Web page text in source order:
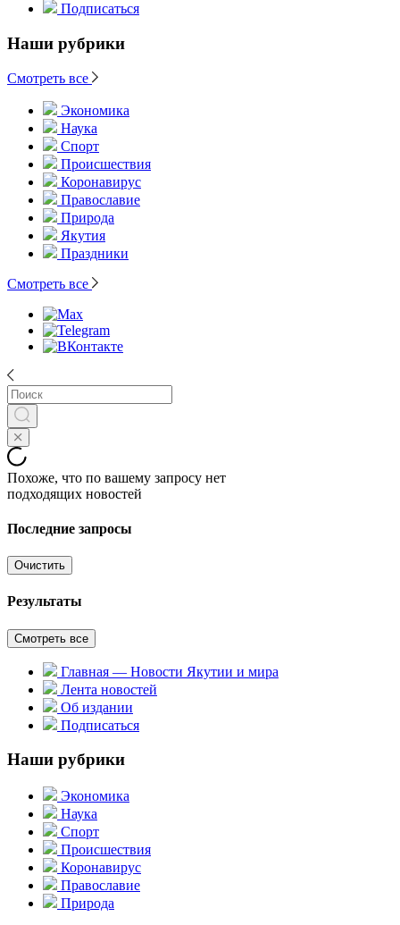
Подписаться
Наши рубрики
Смотреть все
Экономика
Наука
Спорт
Происшествия
Коронавирус
Православие
Природа
Якутия
Праздники
Смотреть все
Похоже, что по вашему запросу нет
подходящих новостей
Последние запросы
Очистить
Результаты
Смотреть все
Главная — Новости Якутии и мира
Лента новостей
Об издании
Подписаться
Наши рубрики
Экономика
Наука
Спорт
Происшествия
Коронавирус
Православие
Природа